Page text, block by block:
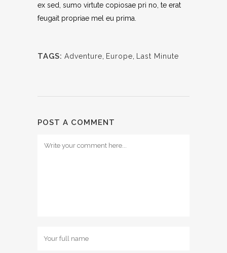
ex sed, sumo virtute copiosae pri no, te erat
feugait propriae mel eu prima.
TAGS: Adventure Europe Last Minute
POST A COMMENT